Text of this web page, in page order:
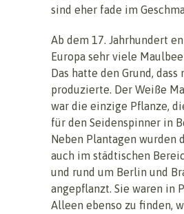
sind eher fade im
Ab dem 17. Jahrhundert
Europa sehr viele
Das hatte den Grund, dass
produzierte. Der Weiße
war die einzige Pflanze,
für den Seidenspinner in
Neben Plantagen wurden
auch im städtischen
und rund um Berlin und
angepflanzt. Sie waren in
Alleen ebenso zu finden,